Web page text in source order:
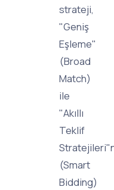
strateji,
"Geniş
Eşleme"
(Broad
Match)
ile
"Akıllı
Teklif
(Smart
Bidding)